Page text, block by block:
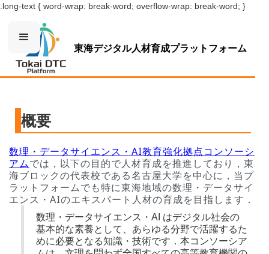
.long-text { word-wrap: break-word; overflow-wrap: break-word; }
東海デジタル人材育成プラットフォーム
概要
数理・データサイエンス・AI教育強化拠点コンソーシ
アムでは，以下の目的で人材育成を推進しており，東
海ブロックの代表校である名古屋大学を中心に，当プ
ラットフォームでも特に東海地域の数理・データサイ
エンス・AIのエキスパート人材の育成を目指します．
数理・データサイエンス・AI はデジタル社会の
基本的な素養として、あらゆる分野で活躍するた
めに必要となる知識・技術です．本コンソーシア